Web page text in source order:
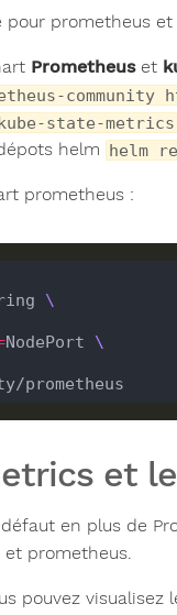
pour prometheus et
Prometheuset
kube-state-
helm helm
prometheus :
NodePort
et
en plus de
prometheus.
pouvez